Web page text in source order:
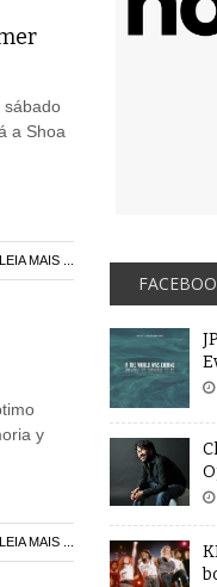
sábado
a Shoa
LEIA MAIS ...
y
LEIA MAIS ...